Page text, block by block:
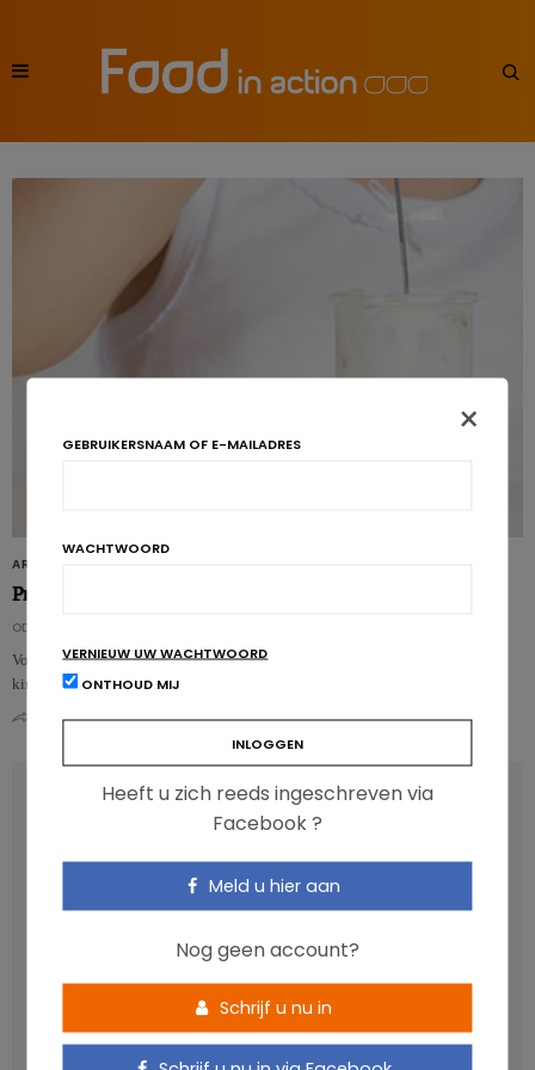
ARTIKELS
Pre- en probiotica bij kinderen: aanbevelingen
ODILE BERNARD
Volgens het beperkte onderzoek naar het gebruik van pre- en probiotica bij
kinderen kan dit mogelijks een doeltreffende maatregel zijn……
0
RECENT POSTS
Anthocyanen: gunstig voor de cardiometabole
Een gezonde darmmicrobiota is goed, maar wat is dat
eigenlijk?
Vis, verontreinigende stoffen en omega-3: wat zijn de
aanbevelingen?
×
GEBRUIKERSNAAM OF E-MAILADRES
WACHTWOORD
VERNIEUW UW WACHTWOORD
ONTHOUD MIJ
Heeft u zich reeds ingeschreven via
Facebook ?
Meld u hier aan
Nog geen account?
Schrijf u nu in